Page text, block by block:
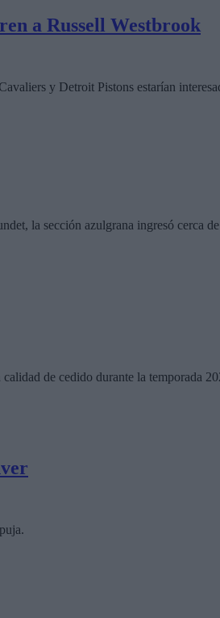
a Russell Westbrook
y Detroit Pistons estarían
la sección azulgrana ingresó cerca
de cedido durante la temporada